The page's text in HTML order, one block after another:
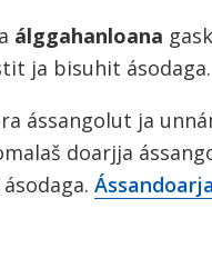
álggahanloana
ja bisuhit ásodaga.
ássangolut ja
doarjja